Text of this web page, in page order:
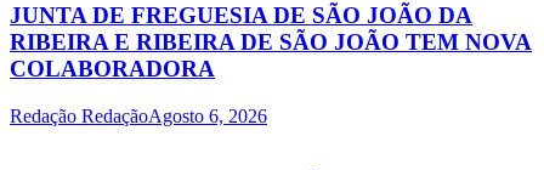
JUNTA DE FREGUESIA DE SÃO JOÃO DA
RIBEIRA E RIBEIRA DE SÃO JOÃO TEM NOVA
COLABORADORA
Redação RedaçãoAgosto 6, 2026